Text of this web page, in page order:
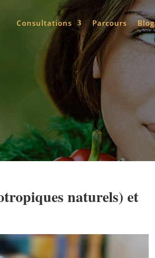
Consultations Parcours Blog
naturels) et